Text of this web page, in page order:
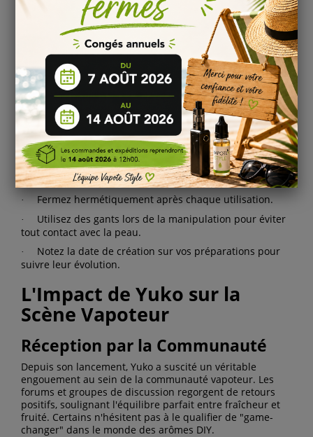
intense.
Combinez Yuko avec un arôme de crème pour une
expérience plus gourmande.
Expérimentez avec différents ratios PG/VG pour
modifier la densité de vapeur et l'intensité des saveurs.
Conseils de Conservation et de
Manipulation
Pour préserver toutes les qualités de Yuko, quelques
précautions s'imposent :
·
Stockez le flacon à l'abri de la lumière directe et de la
chaleur.
· Fermez hermétiquement après chaque utilisation.
·
Utilisez des gants lors de la manipulation pour éviter
tout contact avec la peau.
·
Notez la date de création sur vos préparations pour
suivre leur évolution.
L'Impact de Yuko sur la
Scène Vapoteur
Réception par la Communauté
Depuis son lancement, Yuko a suscité un véritable
engouement au sein de la communauté vapoteur. Les
forums et groupes de discussion regorgent de retours
positifs, soulignant l'équilibre parfait entre fraîcheur et
fruité. Certains n'hésitent pas à le qualifier de "game-
changer" dans le monde des arômes DIY.